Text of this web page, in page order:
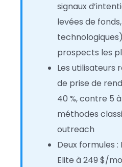
signaux
levées de
prospects les
Les utilisateurs
de prise de
40 %, contre 5
méthodes
outreach
Deux formules
Elite à 249 $/